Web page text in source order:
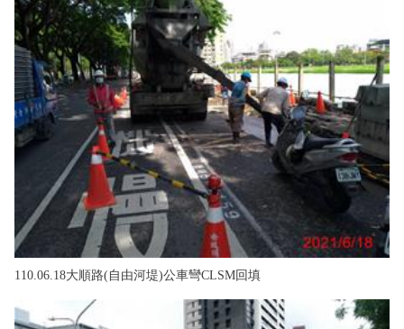
110.06.18大順路(自由河堤)公車彎CLSM回填